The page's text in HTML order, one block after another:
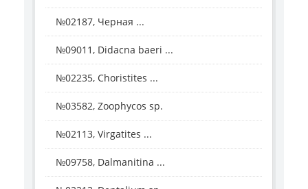
№02187, Черная ...
№09011, Didacna baeri ...
№02235, Choristites ...
№03582, Zoophycos sp.
№02113, Virgatites ...
№09758, Dalmanitina ...